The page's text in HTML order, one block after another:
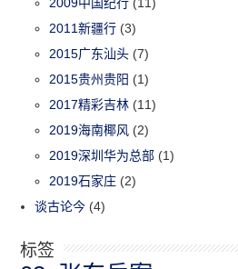
2011新疆行 (3)
2015广东汕头 (7)
2015贵州贵阳 (1)
2017精彩吉林 (11)
2019海南椰风 (2)
2019深圳华为总部 (1)
2019石家庄 (2)
谈古论今 (4)
标签